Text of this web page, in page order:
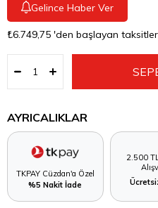
Gelince Haber Ver
₺6.749,75 'den başlayan
AYRICALIKLAR
TKPAY Cüzdan'a Özel
%5 Nakit İade
2.500